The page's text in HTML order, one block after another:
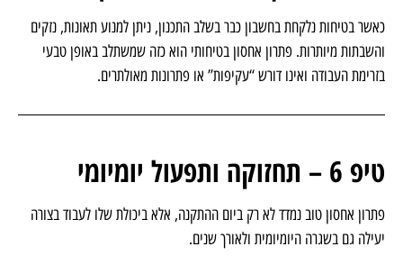
בטיחות כחלק בלתי נפרד מהתכנון
כאשר בטיחות נלקחת בחשבון כבר בשלב התכנון, ניתן למנוע תאונות, נזקים
בזרימת העבודה ואינו דורש “עקיפות” או פתרונות מאולתרים.
טיפ 6 – תחזוקה ותפעול יומיומי